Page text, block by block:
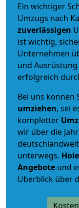
Ein wichtiger
Umzugs nach
zuverlässigen
ist wichtig,
Unternehmen
und
erfolgreich
Bei uns können
umziehen, sei
kompletter
wir über die
unterwegs.
Angebote und
Überblick über